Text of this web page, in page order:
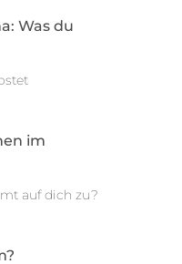
Was du
im
auf dich zu?